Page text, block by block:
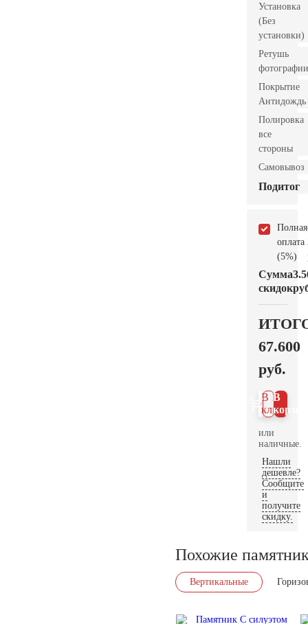
Установка
(Без
установки)
Ретушь
фотографии
Покрытие
Антидождь
Полировка
все
стороны
Самовывоз
Подитог
Полная
оплата
(5%)
Сумма
скидок
67.600
руб.
В
В 1
клик
или
наличные.
Нашли
дешевле?
Сообщите
и
получите
скидку.
Похожие
Вертикальные